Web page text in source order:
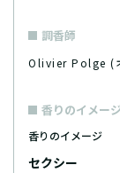
調香師
Olivier Polge (
香りのイメー
香りのイメージ
セクシー